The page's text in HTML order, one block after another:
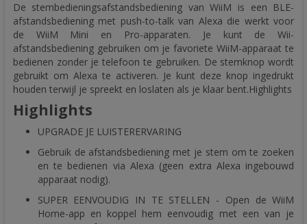
De stembedieningsafstandsbediening van WiiM is een BLE-
afstandsbediening met push-to-talk van Alexa die werkt voor
de WiiM Mini en Pro-apparaten. Je kunt de Wii-
afstandsbediening gebruiken om je favoriete WiiM-apparaat te
bedienen zonder je telefoon te gebruiken. De stemknop wordt
gebruikt om Alexa te activeren. Je kunt deze knop ingedrukt
houden terwijl je spreekt en loslaten als je klaar bent.Highlights
Highlights
UPGRADE JE LUISTERERVARING
Gebruik de afstandsbediening met je stem om te zoeken
en te bedienen via Alexa (geen extra Alexa ingebouwd
apparaat nodig).
SUPER EENVOUDIG IN TE STELLEN - Open de WiiM
Home-app en koppel hem eenvoudig met een van je